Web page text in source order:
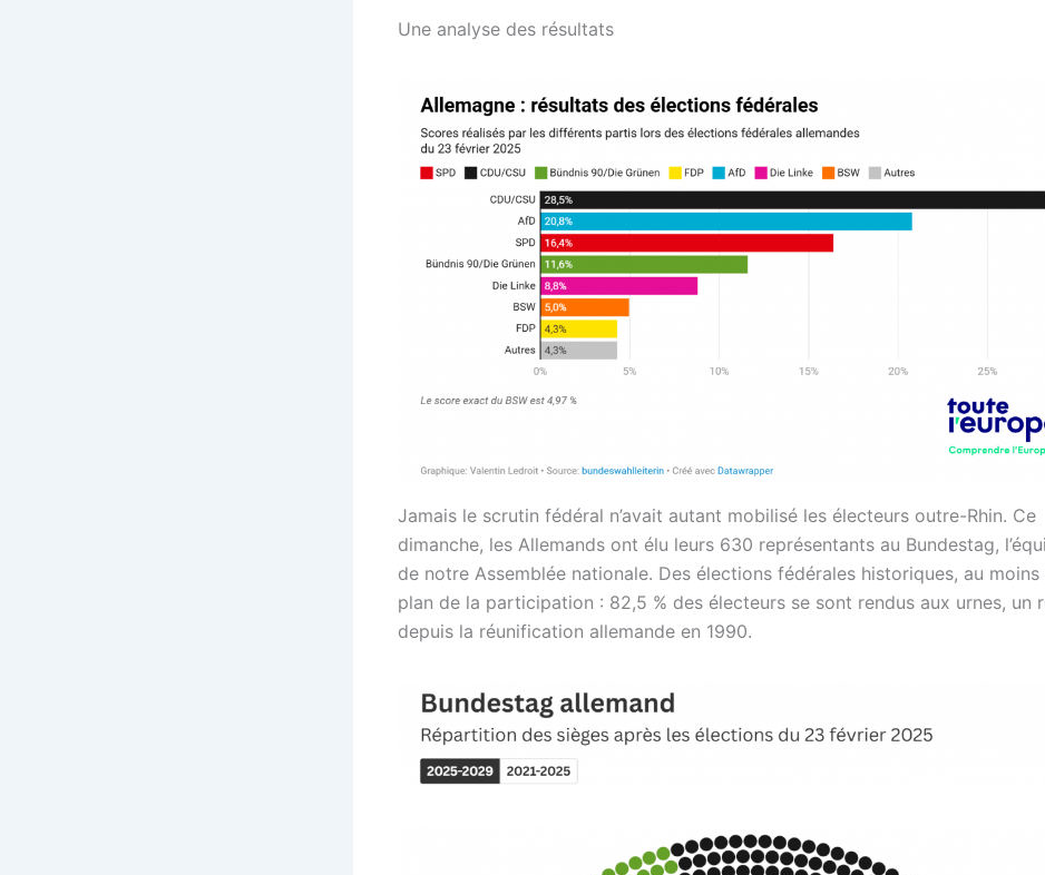
Une analyse des résultats
Jamais le scrutin fédéral n’avait autant mobilisé les électeurs outre-Rhin. Ce
dimanche, les Allemands ont élu leurs 630 représentants au Bundestag,
de notre Assemblée nationale. Des élections fédérales historiques, au moins
plan de la participation : 82,5 % des électeurs se sont rendus aux urnes, un
depuis la réunification allemande en 1990.